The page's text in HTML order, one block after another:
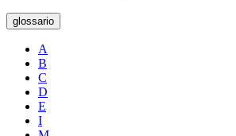
glossario
A
B
C
D
E
I